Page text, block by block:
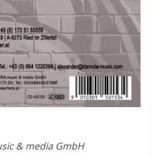
& media GmbH